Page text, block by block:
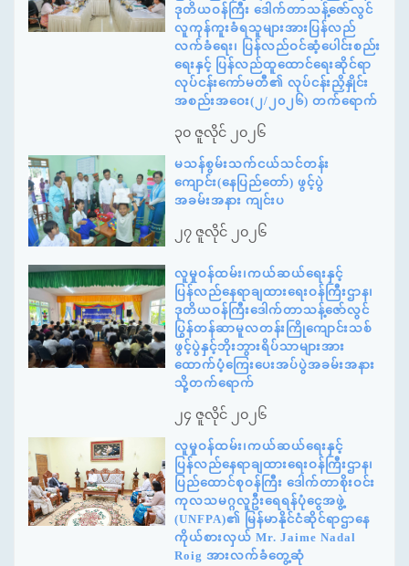
ဒုတိယဝန်ကြီး ဒေါက်တာသန့်ဇော်လွင်
လူကုန်ကူးခံရသူများအားပြန်လည်
လက်ခံရေး၊ ပြန်လည်ဝင်ဆံ့ပေါင်းစည်း
ရေးနှင့် ပြန်လည်ထူထောင်ရေးဆိုင်ရာ
လုပ်ငန်းကော်မတီ၏ လုပ်ငန်းညှိနှိုင်း
အစည်းအဝေး(၂/၂၀၂၆) တက်ရောက်
၃၀ ဇူလိုင် ၂၀၂၆
မသန်စွမ်းသက်ငယ်သင်တန်း
ကျောင်း(နေပြည်တော်) ဖွင့်ပွဲ
အခမ်းအနား ကျင်းပ
၂၇ ဇူလိုင် ၂၀၂၆
လူမှုဝန်ထမ်း၊ကယ်ဆယ်ရေးနှင့်
ပြန်လည်နေရာချထားရေးဝန်ကြီးဌာန၊
ဒုတိယဝန်ကြီးဒေါက်တာသန့်ဇော်လွင်
ပြွန်တန်ဆာမူလတန်းကြိုကျောင်းသစ်
ဖွင့်ပွဲနှင့်ဘိုးဘွားရိပ်သာများအား
ထောက်ပံ့ကြေးပေးအပ်ပွဲအခမ်းအနား
သို့တက်ရောက်
၂၄ ဇူလိုင် ၂၀၂၆
လူမှုဝန်ထမ်း၊ကယ်ဆယ်ရေးနှင့်
ပြန်လည်နေရာချထားရေးဝန်ကြီးဌာန၊
ပြည်ထောင်စုဝန်ကြီး ဒေါက်တာစိုးဝင်း
ကုလသမဂ္ဂလူဦးရေရန်ပုံငွေအဖွဲ့
(UNFPA)၏ မြန်မာနိုင်ငံဆိုင်ရာဌာနေ
ကိုယ်စားလှယ် Mr. Jaime Nadal
Roig အားလက်ခံတွေ့ဆုံ